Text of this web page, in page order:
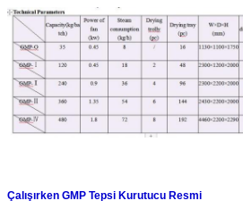
Çalışırken GMP Tepsi Kurutucu Resmi